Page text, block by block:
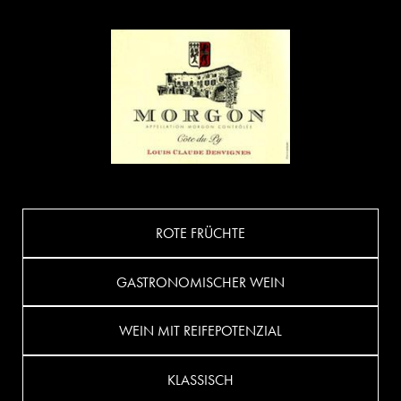
ROTE FRÜCHTE
GASTRONOMISCHER WEIN
WEIN MIT REIFEPOTENZIAL
KLASSISCH